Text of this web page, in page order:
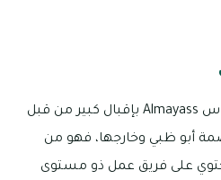
حظي المطعم العائلية المياس Almayass بإقبال كبير من قبل
أبو ظبي وخارجها، فهو من
تحتوي على فريق عمل ذو مستوى